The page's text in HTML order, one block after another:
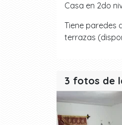
Casa en 2do
Tiene paredes
terrazas
3 fotos de